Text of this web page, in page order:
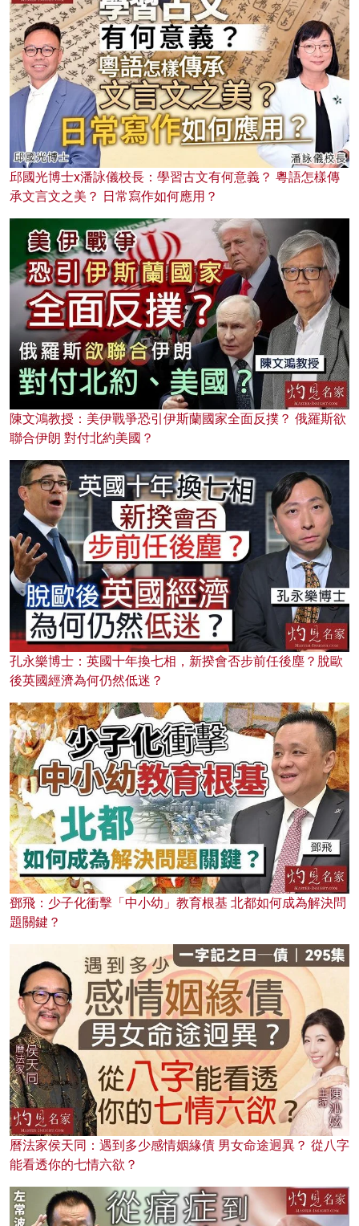
邱國光博士x潘詠儀校長：學習古文有何意義？ 粵語怎樣傳
承文言文之美？ 日常寫作如何應用？
陳文鴻教授：美伊戰爭恐引伊斯蘭國家全面反撲？ 俄羅斯欲
聯合伊朗 對付北約美國？
孔永樂博士：英國十年換七相，新揆會否步前任後塵？脫歐
後英國經濟為何仍然低迷？
鄧飛：少子化衝擊「中小幼」教育根基 北都如何成為解決問
題關鍵？
曆法家侯天同：遇到多少感情姻緣債 男女命途迥異？ 從八字
能看透你的七情六欲？